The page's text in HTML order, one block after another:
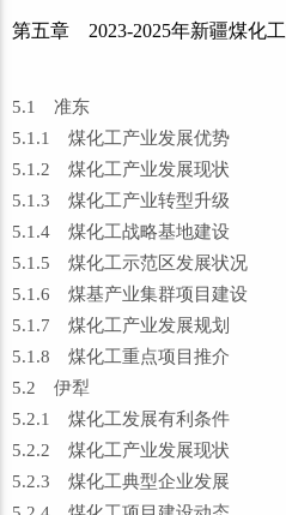
第五章 2023-2025年新疆煤化
5.1 准东
5.1.1 煤化工产业发展优势
5.1.2 煤化工产业发展现状
5.1.3 煤化工产业转型升级
5.1.4 煤化工战略基地建设
5.1.5 煤化工示范区发展状况
5.1.6 煤基产业集群项目建设
5.1.7 煤化工产业发展规划
5.1.8 煤化工重点项目推介
5.2 伊犁
5.2.1 煤化工发展有利条件
5.2.2 煤化工产业发展现状
5.2.3 煤化工典型企业发展